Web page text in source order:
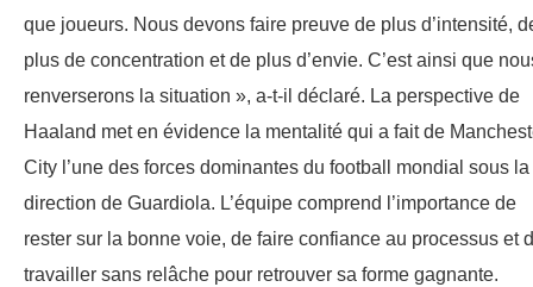
que joueurs. Nous devons faire preuve de plus d’intensité,
plus de concentration et de plus d’envie. C’est ainsi que
renverserons la situation », a-t-il déclaré. La perspective de
Haaland met en évidence la mentalité qui a fait de
City l’une des forces dominantes du football mondial sous la
direction de Guardiola. L’équipe comprend l’importance de
rester sur la bonne voie, de faire confiance au processus et
travailler sans relâche pour retrouver sa forme gagnante.